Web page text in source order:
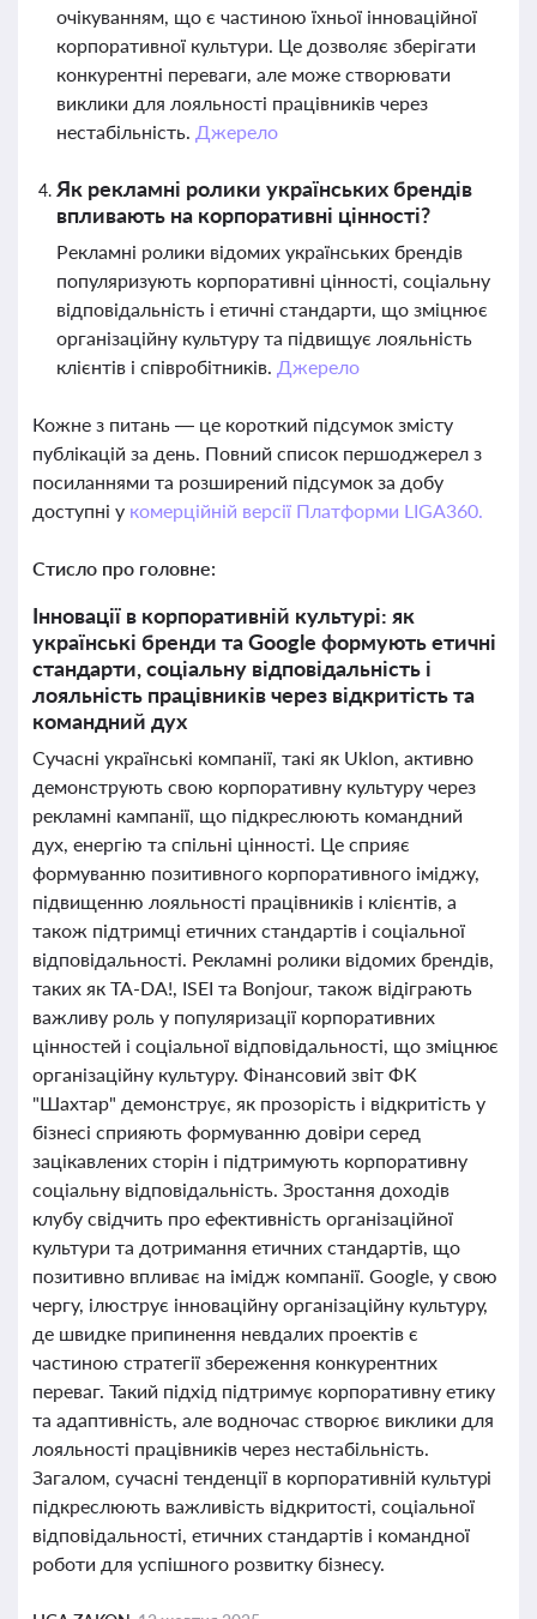
очікуванням, що є частиною їхньої інноваційної
корпоративної культури. Це дозволяє зберігати
конкурентні переваги, але може створювати
виклики для лояльності працівників через
нестабільність. Джерело
Як рекламні ролики українських брендів
впливають на корпоративні цінності?
Рекламні ролики відомих українських брендів
популяризують корпоративні цінності, соціальну
відповідальність і етичні стандарти, що зміцнює
організаційну культуру та підвищує лояльність
клієнтів і співробітників. Джерело
Кожне з питань — це короткий підсумок змісту
публікацій за день. Повний список першоджерел з
посиланнями та розширений підсумок за добу
доступні у комерційній версії Платформи LIGA360.
Стисло про головне:
Інновації в корпоративній культурі: як
українські бренди та Google формують етичні
стандарти, соціальну відповідальність і
лояльність працівників через відкритість та
командний дух
Сучасні українські компанії, такі як Uklon, активно
демонструють свою корпоративну культуру через
рекламні кампанії, що підкреслюють командний
дух, енергію та спільні цінності. Це сприяє
формуванню позитивного корпоративного іміджу,
підвищенню лояльності працівників і клієнтів, а
також підтримці етичних стандартів і соціальної
відповідальності. Рекламні ролики відомих брендів,
таких як TA-DA!, ISEI та Bonjour, також відіграють
важливу роль у популяризації корпоративних
цінностей і соціальної відповідальності, що зміцнює
організаційну культуру. Фінансовий звіт ФК
"Шахтар" демонструє, як прозорість і відкритість у
бізнесі сприяють формуванню довіри серед
зацікавлених сторін і підтримують корпоративну
соціальну відповідальність. Зростання доходів
клубу свідчить про ефективність організаційної
культури та дотримання етичних стандартів, що
позитивно впливає на імідж компанії. Google, у свою
чергу, ілюструє інноваційну організаційну культуру,
де швидке припинення невдалих проектів є
частиною стратегії збереження конкурентних
переваг. Такий підхід підтримує корпоративну етику
та адаптивність, але водночас створює виклики для
лояльності працівників через нестабільність.
Загалом, сучасні тенденції в корпоративній культурі
підкреслюють важливість відкритості, соціальної
відповідальності, етичних стандартів і командної
роботи для успішного розвитку бізнесу.